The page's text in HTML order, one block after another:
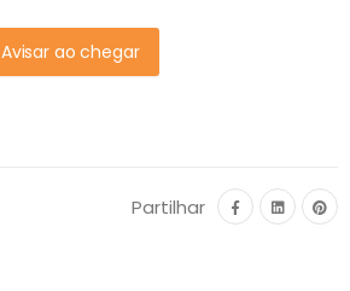
Avisar ao chegar
Partilhar